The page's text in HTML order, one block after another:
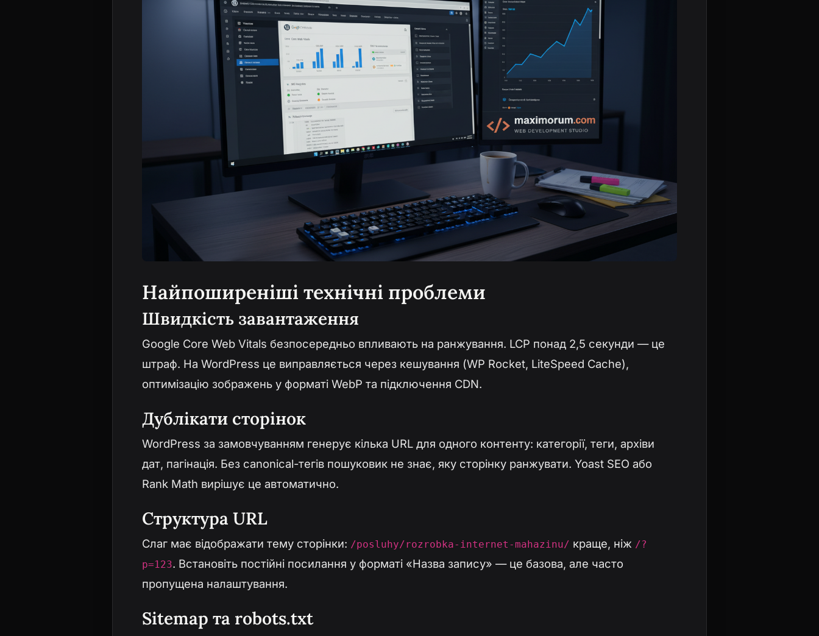
Найпоширеніші технічні проблеми
Швидкість завантаження
Google Core Web Vitals безпосередньо впливають на ранжування. LCP понад 2,5 секунди — це
штраф. На WordPress це виправляється через кешування (WP Rocket, LiteSpeed Cache),
оптимізацію зображень у форматі WebP та підключення CDN.
Дублікати сторінок
WordPress за замовчуванням генерує кілька URL для одного контенту: категорії, теги, архіви
дат, пагінація. Без canonical-тегів пошуковик не знає, яку сторінку ранжувати. Yoast SEO або
Rank Math вирішує це автоматично.
Структура URL
Слаг має відображати тему сторінки: /posluhy/rozrobka-internet-mahazinu/ краще, ніж /?
p=123. Встановіть постійні посилання у форматі «Назва запису» — це базова, але часто
пропущена налаштування.
Sitemap та robots.txt